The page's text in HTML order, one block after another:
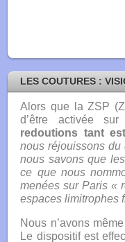
LES COUTURES :
Alors que la ZSP
d’être activée
redoutions tant
nous réjouissons
nous savons que
ce que nous
menées sur Paris «
espaces limitrophes
Nous n’avons
Le dispositif est